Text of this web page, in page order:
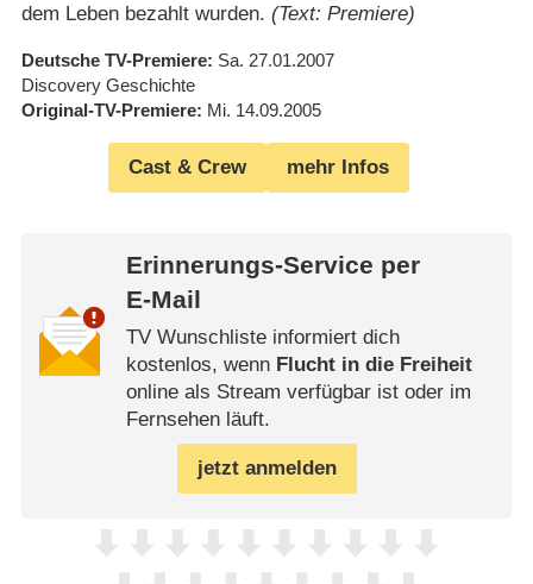
dem Leben bezahlt wurden. (Text: Premiere)
Deutsche TV-Premiere Sa. 27.01.2007
Discovery Geschichte
Original-TV-Premiere Mi. 14.09.2005
Cast & Crew mehr Infos
Erinnerungs-Service per
E-Mail
TV Wunschliste informiert dich
kostenlos, wenn Flucht in die Freiheit
online als Stream verfügbar ist oder im
Fernsehen läuft.
jetzt anmelden